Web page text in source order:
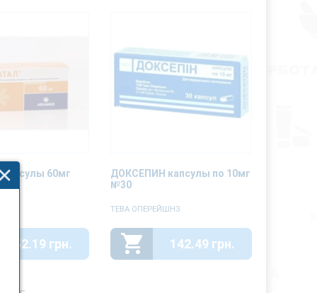
60мг
652.19 грн.
ДОКСЕПИН капсулы по 10мг
№30
ТЕВА ОПЕРЕЙШНЗ
142.49 грн.